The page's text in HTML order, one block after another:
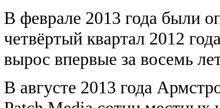
В феврале 2013 года были
четвёртый квартал 2012
вырос впервые за восемь
В августе 2013 года